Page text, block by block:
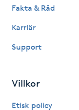
Fakta & Råd
Karriär
Support
Villkor
Etisk policy